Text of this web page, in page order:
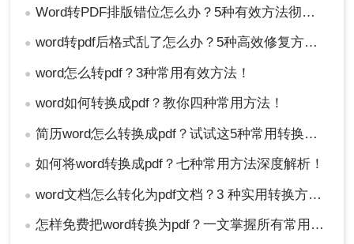
对某些排版错误具有“纠错”效果。
10/11默认已启用）。
对表格、分栏等复杂排版兼容性较好，有时效
可以自定义纸张大小、页边距等打印参数。
缺点
无法保留Word中的超链接、书签等交互元素。
打印过程可能丢失部分透明效果或渐变颜色。
● Word转PDF排版错位怎么办？5种有效方法彻底解决排版错位问题！
● word转pdf后格式乱了怎么办？5种高效修复方法（2026实测指南）
● word怎么转pdf？3种常用有效方法！
● word如何转换成pdf？教你四种常用方法！
● 简历word怎么转换成pdf？试试这5种常用转换方法！
● 如何将word转换成pdf？七种常用方法深度解析！
● word文档怎么转化为pdf文档？3 种实用转换方法，完美保留原文档格式！
● 怎样免费把word转换为pdf？一文掌握所有常用方法！